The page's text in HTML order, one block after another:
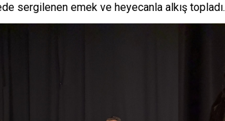
sergilenen emek ve heyecanla alkış topladı.